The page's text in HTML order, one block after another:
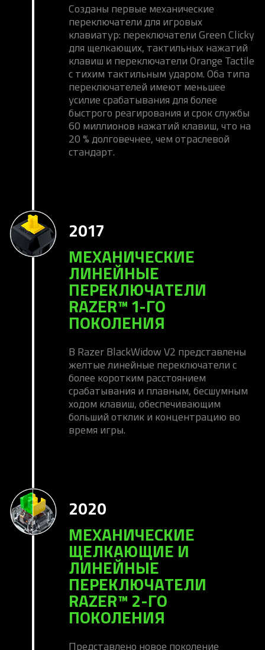
Созданы первые механические
переключатели для игровых
клавиатур: переключатели Green Clicky
для щелкающих, тактильных нажатий
клавиш и переключатели Orange Tactile
с тихим тактильным ударом. Оба типа
переключателей имеют меньшее
усилие срабатывания для более
быстрого реагирования и срок службы
60 миллионов нажатий клавиш, что на
20 % долговечнее, чем отраслевой
стандарт.
2017
МЕХАНИЧЕСКИЕ
ЛИНЕЙНЫЕ
ПЕРЕКЛЮЧАТЕЛИ
RAZER™ 1-ГО
ПОКОЛЕНИЯ
В Razer BlackWidow V2 представлены
желтые линейные переключатели с
более коротким расстоянием
срабатывания и плавным, бесшумным
ходом клавиш, обеспечивающим
больший отклик и концентрацию во
время игры.
2020
МЕХАНИЧЕСКИЕ
ЩЕЛКАЮЩИЕ И
ЛИНЕЙНЫЕ
ПЕРЕКЛЮЧАТЕЛИ
RAZER™ 2-ГО
ПОКОЛЕНИЯ
Представлено новое поколение